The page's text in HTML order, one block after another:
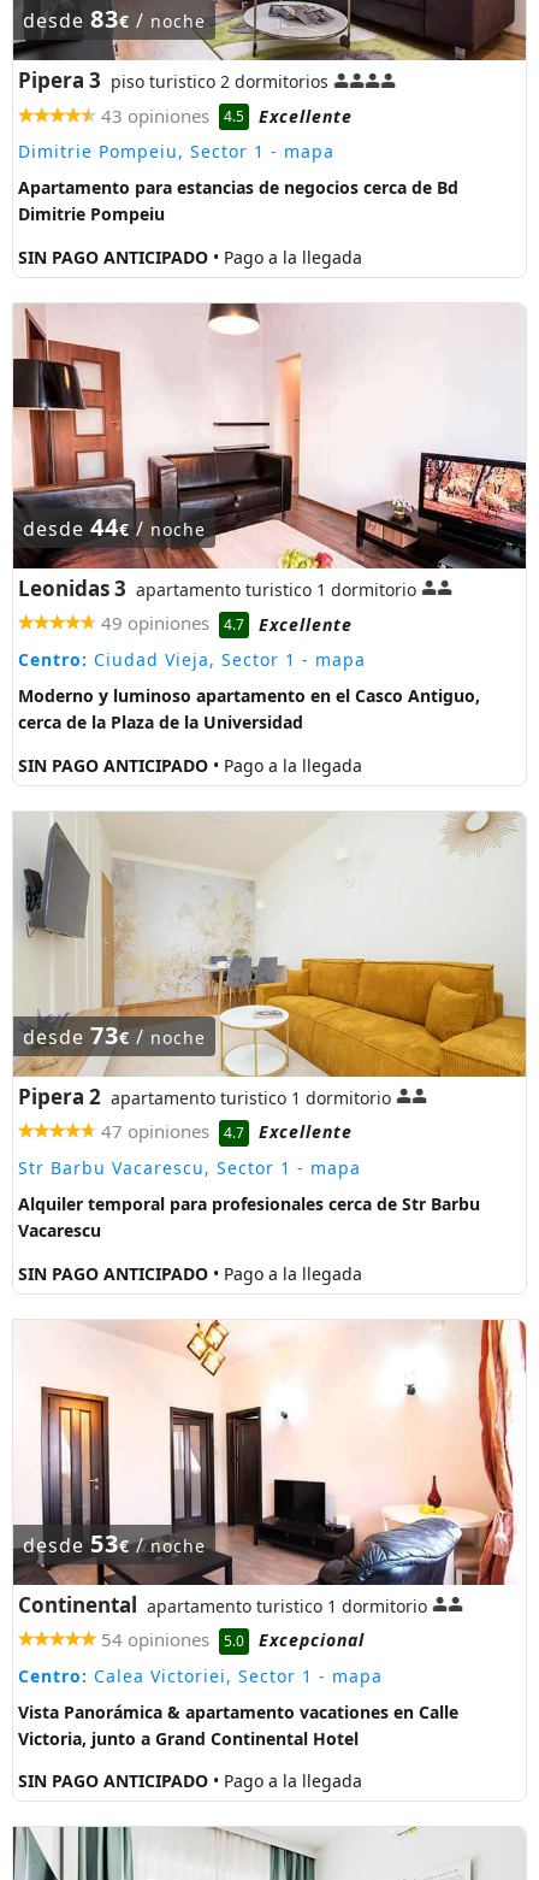
desde 83€ / noche
Pipera 3 piso turistico 2 dormitorios
43 opiniones 4.5
Excellente
Dimitrie Pompeiu, Sector 1 - mapa
Apartamento para estancias de negocios cerca de Bd
Dimitrie Pompeiu
SIN PAGO ANTICIPADO • Pago a la llegada
desde 44€/ noche
Leonidas 3 apartamento turistico 1 dormitorio
49 opiniones 4.7
Excellente
Centro: Ciudad Vieja, Sector 1 - mapa
Moderno y luminoso apartamento en el Casco Antiguo,
cerca de la Plaza de la Universidad
SIN PAGO ANTICIPADO • Pago a la llegada
desde 73€/ noche
Pipera 2 apartamento turistico 1 dormitorio
47 opiniones 4.7
Excellente
Str Barbu Vacarescu, Sector 1 - mapa
Alquiler temporal para profesionales cerca de Str Barbu
Vacarescu
SIN PAGO ANTICIPADO • Pago a la llegada
desde53€/noche
Continental apartamento turistico 1 dormitorio
54 opiniones 5.0
Excepcional
Centro: Calea Victoriei, Sector 1 - mapa
Vista Panorámica & apartamento vacationes en Calle
Victoria, junto a Grand Continental Hotel
SIN PAGO ANTICIPADO • Pago a la llegada